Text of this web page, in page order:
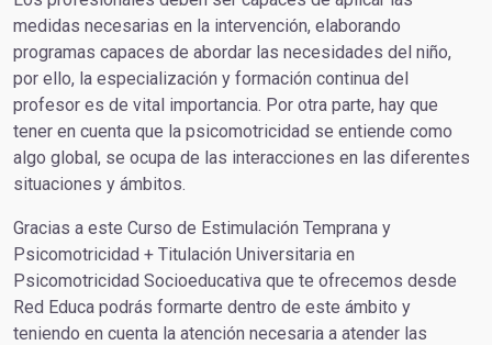
medidas necesarias en la intervención, elaborando
programas capaces de abordar las necesidades del niño,
por ello, la especialización y formación continua del
profesor es de vital importancia. Por otra parte, hay que
tener en cuenta que la psicomotricidad se entiende como
algo global, se ocupa de las interacciones en las diferentes
situaciones y ámbitos.
Gracias a este Curso de Estimulación Temprana y
Psicomotricidad + Titulación Universitaria en
Psicomotricidad Socioeducativa que te ofrecemos desde
Red Educa podrás formarte dentro de este ámbito y
teniendo en cuenta la atención necesaria a atender las